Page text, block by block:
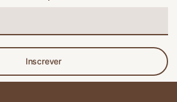
Inscrever